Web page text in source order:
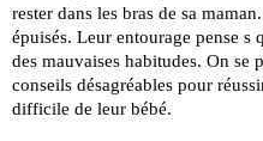
rester dans les bras de sa
épuisés. Leur entourage pense
des mauvaises habitudes. On se
conseils désagréables pour
difficile de leur bébé.